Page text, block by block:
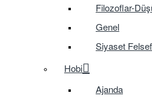
Filozoflar-
Genel
Siyaset
Hobi
Ajanda